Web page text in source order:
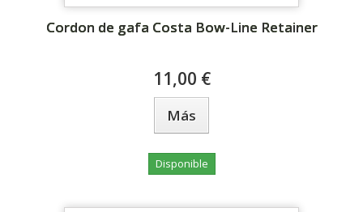
Cordon de gafa Costa Bow-Line Retainer
11,00 €
Más
Disponible